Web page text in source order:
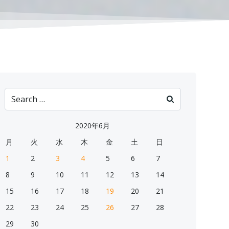
Search
for:
2020年6月
月
火 水 木 金 土
日
1
2 3 4 5 6
7
8
9 10 11 12 13
14
15
16 17 18 19 20
21
22
23 24 25 26 27
28
29
30